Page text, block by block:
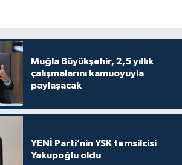
Muğla Büyükşehir, 2,5 yıllık
çalışmalarını kamuoyuyla
paylaşacak
YENİ Parti’nin YSK temsilcisi
Yakupoğlu oldu